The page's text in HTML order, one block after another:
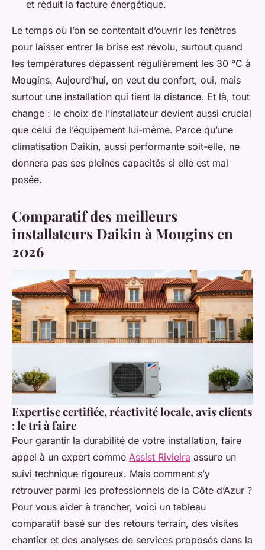
et réduit la facture énergétique.
Le temps où l’on se contentait d’ouvrir les fenêtres
pour laisser entrer la brise est révolu, surtout quand
les températures dépassent régulièrement les 30 °C à
Mougins. Aujourd’hui, on veut du confort, oui, mais
surtout une installation qui tient la distance. Et là, tout
change : le choix de l’installateur devient aussi crucial
que celui de l’équipement lui-même. Parce qu’une
climatisation Daikin, aussi performante soit-elle, ne
donnera pas ses pleines capacités si elle est mal
posée.
Comparatif des meilleurs
installateurs Daikin à Mougins en
2026
Expertise certifiée, réactivité locale, avis clients
: le tri à faire
Pour garantir la durabilité de votre installation, faire
appel à un expert comme Assist Rivieira assure un
suivi technique rigoureux. Mais comment s’y
retrouver parmi les professionnels de la Côte d’Azur ?
Pour vous aider à trancher, voici un tableau
comparatif basé sur des retours terrain, des visites
chantier et des analyses de services proposés dans la